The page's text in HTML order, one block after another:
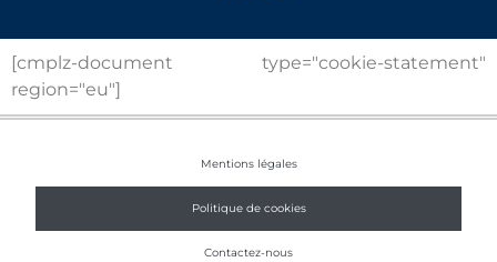
[cmplz-document type="cookie-statement"
region="eu"]
Mentions légales
Politique de cookies
Contactez-nous